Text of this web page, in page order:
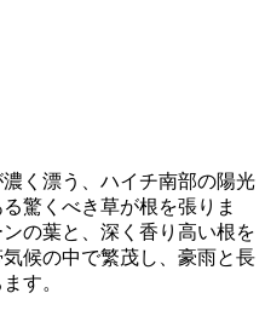
く漂う、ハイチ南部の陽光
驚くべき草が根を張りま
の葉と、深く香り高い根を
候の中で繁茂し、豪雨と長
す。